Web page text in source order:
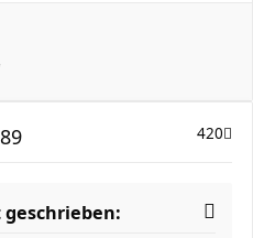
420
geschrieben: